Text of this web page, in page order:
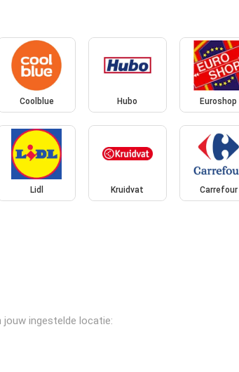
Coolblue Hubo Euroshop
Lidl Kruidvat Carrefour
jouw ingestelde locatie: